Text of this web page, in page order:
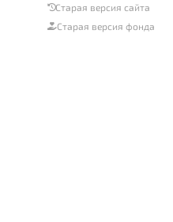
Старая версия сайта
Старая версия фонда